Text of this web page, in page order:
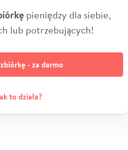
pieniędzy dla siebie,
lub potrzebujących!
- za darmo
to działa?